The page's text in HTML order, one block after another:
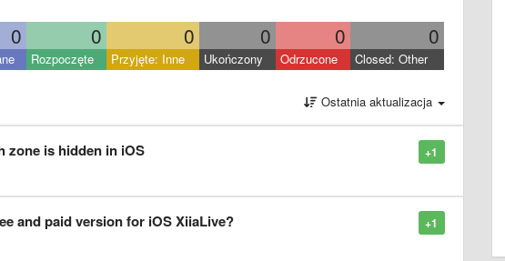
0 0 0 0 0 0
Rozpoczęte Przyjęte: Inne Ukończony Odrzucone Closed: Other
Ostatnia aktualizacja
+1
zone is hidden in iOS
+1
and paid version for iOS XiiaLive?